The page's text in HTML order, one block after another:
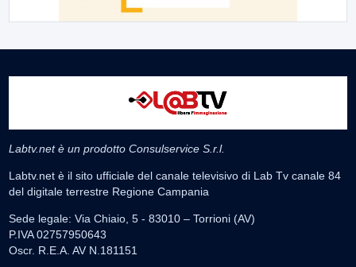
Labtv.net è un prodotto Consulservice S.r.l.
Labtv.net è il sito ufficiale del canale televisivo di Lab Tv canale 84
del digitale terrestre Regione Campania
Sede legale: Via Chiaio, 5 - 83010 – Torrioni (AV)
P.IVA 02757950643
Oscr. R.E.A. AV N.181151